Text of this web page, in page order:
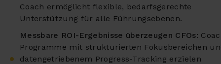
Coach ermöglicht flexible, bedarfsgerechte
Unterstützung für alle Führungsebenen.
Messbare ROI-Ergebnisse überzeugen CFOs:
Programme mit strukturierten Fokusbereichen
datengetriebenem Progress-Tracking erzielen